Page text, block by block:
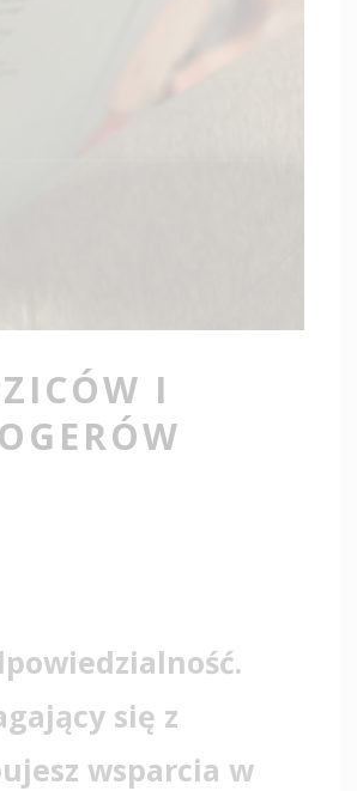
I
się z
wsparcia w